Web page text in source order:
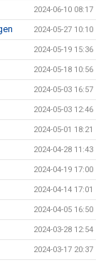
2024-06-10 08:17
2024-05-27 10:10
2024-05-19 15:36
2024-05-18 10:56
2024-05-03 16:57
2024-05-03 12:46
2024-05-01 18:21
2024-04-28 11:43
2024-04-19 17:00
2024-04-14 17:01
2024-04-05 16:50
2024-03-28 12:54
2024-03-17 20:37